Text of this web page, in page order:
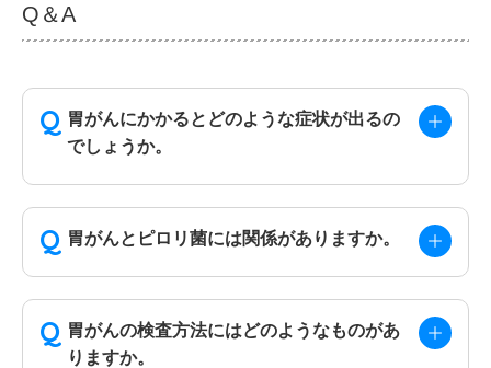
Q＆A
胃がんにかかるとどのような症状が出るの
でしょうか。
胃がんとピロリ菌には関係がありますか。
胃がんの検査方法にはどのようなものがあ
りますか。